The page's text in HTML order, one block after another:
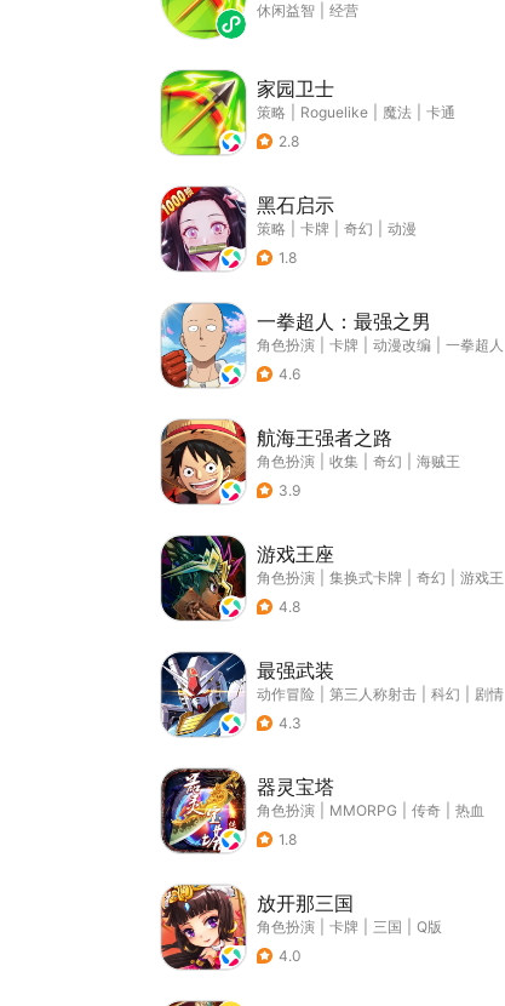
休闲益智 经营
家园卫士
策略 Roguelike 魔法
卡通
2.8
黑石启示
策略 卡牌 奇幻
动漫
1.8
一拳超人：最强之男
角色扮演 卡牌 动漫改编
一拳超人
4.6
航海王强者之路
角色扮演 收集 奇幻
海贼王
3.9
游戏王座
角色扮演 集换式卡牌 奇幻
游戏王
4.8
最强武装
动作冒险 第三人称射击 科幻
剧情
4.3
器灵宝塔
角色扮演 MMORPG 传奇
热血
1.8
放开那三国
角色扮演 卡牌 三国
Q版
4.0